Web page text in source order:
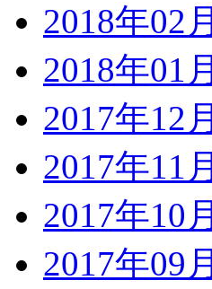
2018年02月
2018年01月
2017年12月
2017年11月
2017年10月
2017年09月